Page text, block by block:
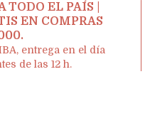
TODO EL PAÍS |
EN COMPRAS
entrega en el día
de las 12 h.